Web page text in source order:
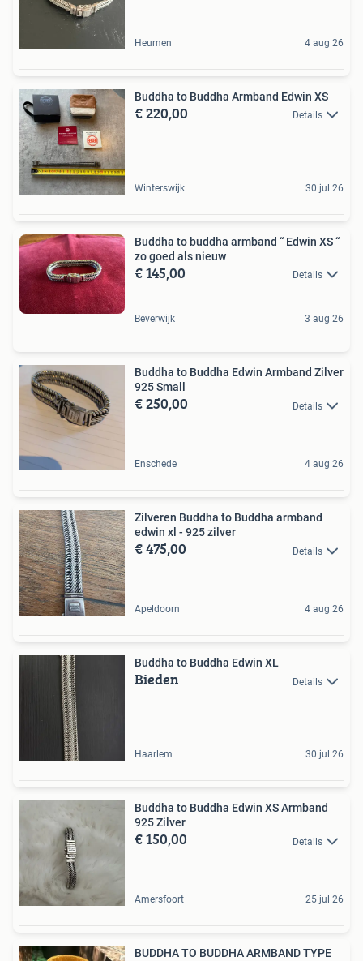
Heumen 4 aug 26
Buddha to Buddha Armband Edwin XS
€ 220,00 Details
Winterswijk 30 jul 26
Buddha to buddha armband “ Edwin XS “
zo goed als nieuw
€ 145,00 Details
Beverwijk 3 aug 26
Buddha to Buddha Edwin Armband Zilver
925 Small
€ 250,00 Details
Enschede 4 aug 26
Zilveren Buddha to Buddha armband
edwin xl - 925 zilver
€ 475,00 Details
Apeldoorn 4 aug 26
Buddha to Buddha Edwin XL
Bieden Details
Haarlem 30 jul 26
Buddha to Buddha Edwin XS Armband
925 Zilver
€ 150,00 Details
Amersfoort 25 jul 26
BUDDHA TO BUDDHA ARMBAND TYPE